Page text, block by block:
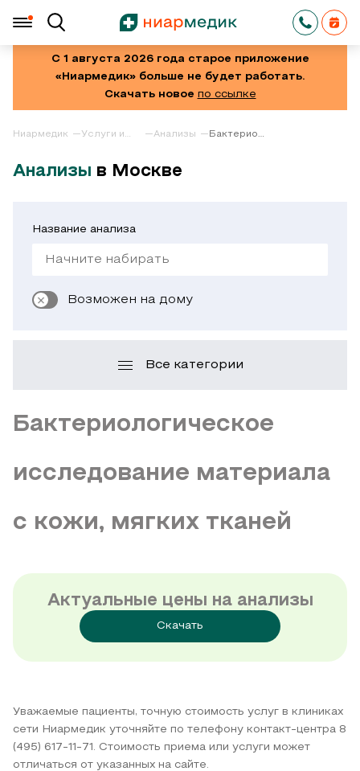
С 1 августа 2026 года старое приложение
«Ниармедик» больше не будет работать.
Скачать новое по ссылке
Ниармедик
Услуги и
Анализы
Бактериологическое
Анализы в Москве
Название анализа
Возможен на дому
Все категории
Бактериологическое
исследование материала
с кожи, мягких тканей
Актуальные цены на анализы
Скачать
Уважаемые пациенты, точную стоимость услуг в клиниках
сети Ниармедик уточняйте по телефону контакт-центра 8
(495) 617-11-71. Стоимость приема или услуги может
отличаться от указанных на сайте.